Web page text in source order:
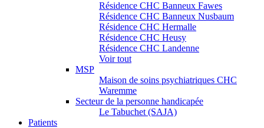
Résidence CHC Banneux Fawes
Résidence CHC Banneux Nusbaum
Résidence CHC Hermalle
Résidence CHC Heusy
Résidence CHC Landenne
Voir tout
MSP
Maison de soins psychiatriques CHC
Waremme
Secteur de la personne handicapée
Le Tabuchet (SAJA)
Patients